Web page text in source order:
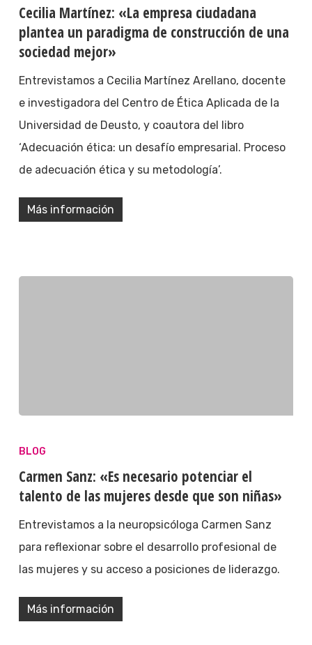
Cecilia Martínez: «La empresa ciudadana
plantea un paradigma de construcción de una
sociedad mejor»
Entrevistamos a Cecilia Martínez Arellano, docente
e investigadora del Centro de Ética Aplicada de la
Universidad de Deusto, y coautora del libro
‘Adecuación ética: un desafío empresarial. Proceso
de adecuación ética y su metodología’.
Más información
BLOG
Carmen Sanz: «Es necesario potenciar el
talento de las mujeres desde que son niñas»
Entrevistamos a la neuropsicóloga Carmen Sanz
para reflexionar sobre el desarrollo profesional de
las mujeres y su acceso a posiciones de liderazgo.
Más información